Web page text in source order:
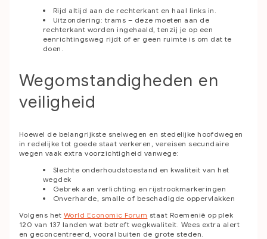
Rijd altijd aan de rechterkant en haal links in.
Uitzondering: trams – deze moeten aan de
rechterkant worden ingehaald, tenzij je op een
eenrichtingsweg rijdt of er geen ruimte is om dat te
doen.
Wegomstandigheden en
veiligheid
Hoewel de belangrijkste snelwegen en stedelijke hoofdwegen
in redelijke tot goede staat verkeren, vereisen secundaire
wegen vaak extra voorzichtigheid vanwege:
Slechte onderhoudstoestand en kwaliteit van het
wegdek
Gebrek aan verlichting en rijstrookmarkeringen
Onverharde, smalle of beschadigde oppervlakken
Volgens het World Economic Forum staat Roemenië op plek
120 van 137 landen wat betreft wegkwaliteit. Wees extra alert
en geconcentreerd, vooral buiten de grote steden.